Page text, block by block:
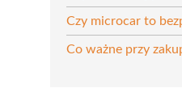
Czy microcar to
Co ważne przy